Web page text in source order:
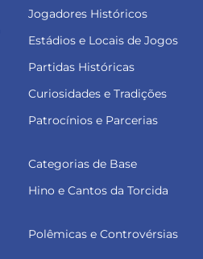
Jogadores Históricos
Estádios e Locais de Jogos
Partidas Históricas
Curiosidades e Tradições
Patrocínios e Parcerias
Categorias de Base
Hino e Cantos da Torcida
Polêmicas e Controvérsias